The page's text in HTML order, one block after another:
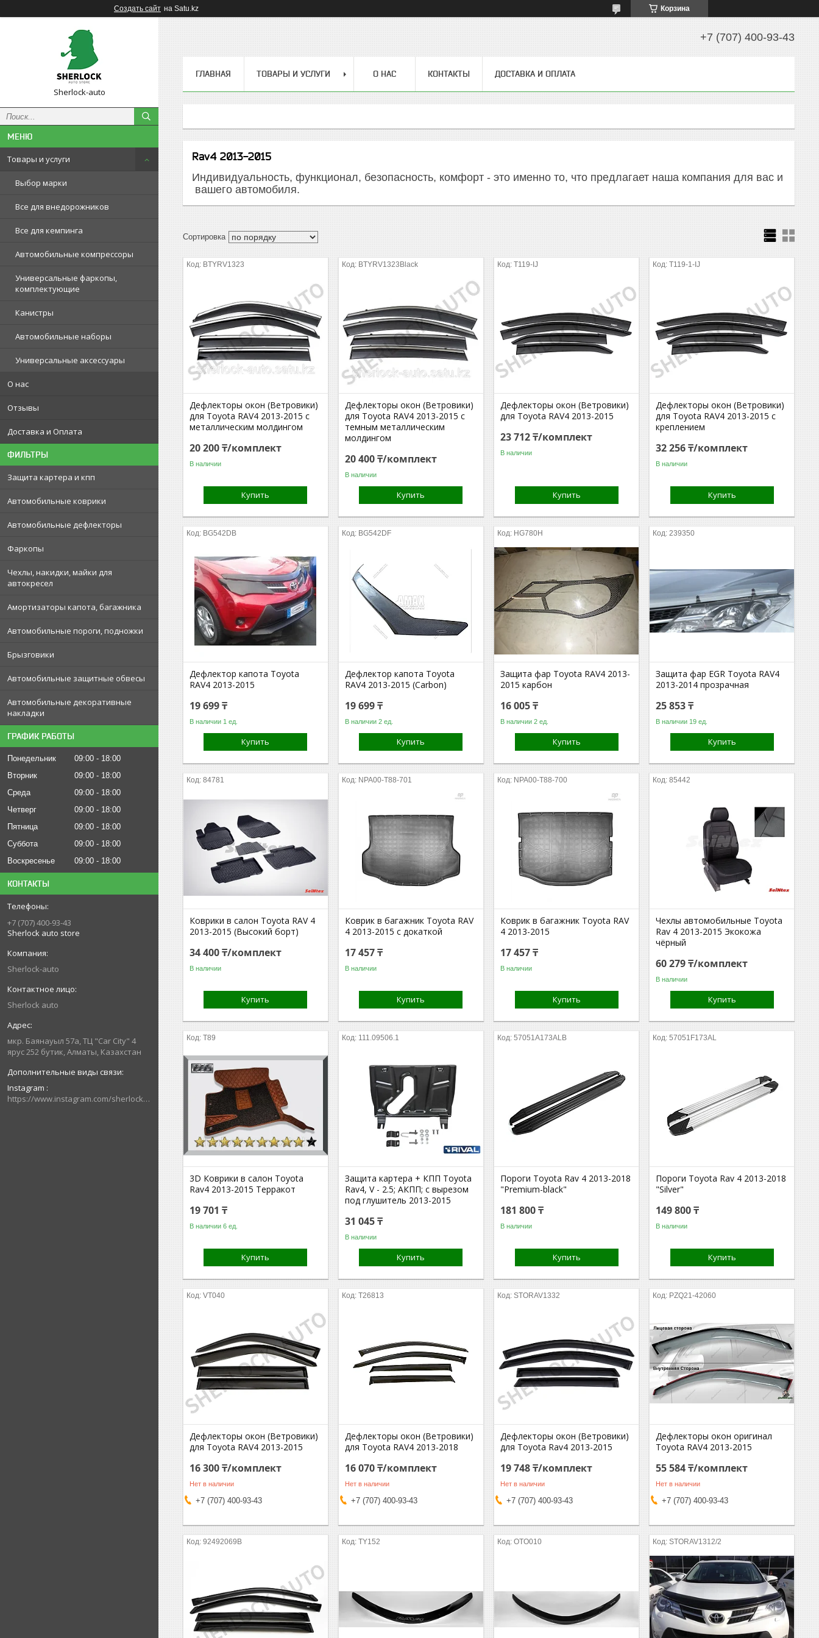
Создать сайт на Satu.kz Корзина
Sherlock-auto
Товары и услуги
Выбор марки
Все для внедорожников
Все для кемпинга
Автомобильные компрессоры
Универсальные фаркопы,
комплектующие
Канистры
Автомобильные наборы
Универсальные аксессуары
О нас
Отзывы
Доставка и Оплата
ФИЛЬТРЫ
Защита картера и кпп
Автомобильные коврики
Автомобильные дефлекторы
Фаркопы
Чехлы, накидки, майки для
автокресел
Амортизаторы капота, багажника
Автомобильные пороги, подножки
Брызговики
Автомобильные защитные обвесы
Автомобильные декоративные
накладки
ГРАФИК РАБОТЫ
Понедельник 09:00
18:00
Вторник
09:00
18:00
Среда
09:00
18:00
Четверг
09:00
18:00
Пятница
09:00
18:00
Суббота
09:00
18:00
Воскресенье
09:00 18:00
КОНТАКТЫ
+7 (707) 400-93-43
Sherlock auto store
Sherlock-auto
Sherlock auto
мкр. Баянауыл 57а, ТЦ "Car Сity" 4
ярус 252 бутик, Алматы, Казахстан
Instagram
https://www.instagram.com/sherlock_auto_store
+7 (707) 400-93-43
ГЛАВНАЯ ТОВАРЫ И УСЛУГИ О НАС КОНТАКТЫ ДОСТАВКА И ОПЛАТА
Rav4 2013-2015
Индивидуальность, функционал, безопасность, комфорт - это именно то, что предлагает наша компания для вас и
вашего автомобиля.
BTYRV1323
Дефлекторы окон (Ветровики)
для Toyota RAV4 2013-2015 с
металлическим молдингом
20 200 ₸/комплект
В наличии
Купить
BTYRV1323Black
Дефлекторы окон (Ветровики)
для Toyota RAV4 2013-2015 с
темным металлическим
молдингом
20 400 ₸/комплект
В наличии
Купить
T119-IJ
Дефлекторы окон (Ветровики)
для Toyota RAV4 2013-2015
23 712 ₸/комплект
В наличии
Купить
T119-1-IJ
Дефлекторы окон (Ветровики)
для Toyota RAV4 2013-2015 с
креплением
32 256 ₸/комплект
В наличии
Купить
BG542DB
Дефлектор капота Toyota
RAV4 2013-2015
19 699 ₸
В наличии 1 ед.
Купить
BG542DF
Дефлектор капота Toyota
RAV4 2013-2015 (Carbon)
19 699 ₸
В наличии 2 ед.
Купить
HG780H
Защита фар Toyota RAV4 2013-
2015 карбон
16 005 ₸
В наличии 2 ед.
Купить
239350
Защита фар EGR Toyota RAV4
2013-2014 прозрачная
25 853 ₸
В наличии 19 ед.
Купить
84781
Коврики в салон Toyota RAV 4
2013-2015 (Высокий борт)
34 400 ₸/комплект
В наличии
Купить
NPA00-T88-701
Коврик в багажник Toyota RAV
4 2013-2015 с докаткой
17 457 ₸
В наличии
Купить
NPA00-T88-700
Коврик в багажник Toyota RAV
4 2013-2015
17 457 ₸
В наличии
Купить
85442
Чехлы автомобильные Toyota
Rav 4 2013-2015 Экокожа
чёрный
60 279 ₸/комплект
В наличии
Купить
T89
3D Коврики в салон Toyota
Rav4 2013-2015 Терракот
19 701 ₸
В наличии 6 ед.
Купить
111.09506.1
Защита картера + КПП Toyota
Rav4, V - 2.5; АКПП; с вырезом
под глушитель 2013-2015
31 045 ₸
В наличии
Купить
57051A173ALB
Пороги Toyota Rav 4 2013-2018
"Premium-black"
181 800 ₸
В наличии
Купить
57051F173AL
Пороги Toyota Rav 4 2013-2018
"Silver"
149 800 ₸
В наличии
Купить
VT040
Дефлекторы окон (Ветровики)
для Toyota RAV4 2013-2015
16 300 ₸/комплект
Нет в наличии
+7 (707) 400-93-43
T26813
Дефлекторы окон (Ветровики)
для Toyota RAV4 2013-2018
16 070 ₸/комплект
Нет в наличии
+7 (707) 400-93-43
STORAV1332
Дефлекторы окон (Ветровики)
для Toyota Rav4 2013-2015
19 748 ₸/комплект
Нет в наличии
+7 (707) 400-93-43
PZQ21-42060
Дефлекторы окон оригинал
Toyota RAV4 2013-2015
55 584 ₸/комплект
Нет в наличии
+7 (707) 400-93-43
92492069B TY152 OTO010 STORAV1312/2